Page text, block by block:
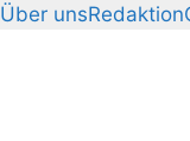
Über unsRedaktion